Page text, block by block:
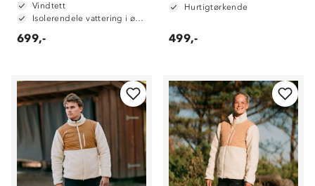
Vindtett
Isolerendele vattering i øvre del
699,-
Hurtigtørkende
499,-